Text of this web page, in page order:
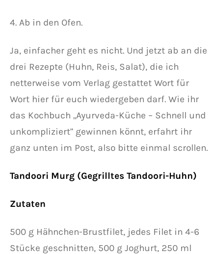
4. Ab in den Ofen.
Ja, einfacher geht es nicht. Und jetzt ab an die
drei Rezepte (Huhn, Reis, Salat), die ich
netterweise vom Verlag gestattet Wort für
Wort hier für euch wiedergeben darf. Wie ihr
das Kochbuch „Ayurveda-Küche – Schnell und
unkompliziert“ gewinnen könnt, erfahrt ihr
ganz unten im Post, also bitte einmal scrollen.
Tandoori Murg (Gegrilltes Tandoori-Huhn)
Zutaten
500 g Hähnchen-Brustfilet, jedes Filet in 4-6
Stücke geschnitten, 500 g Joghurt, 250 ml